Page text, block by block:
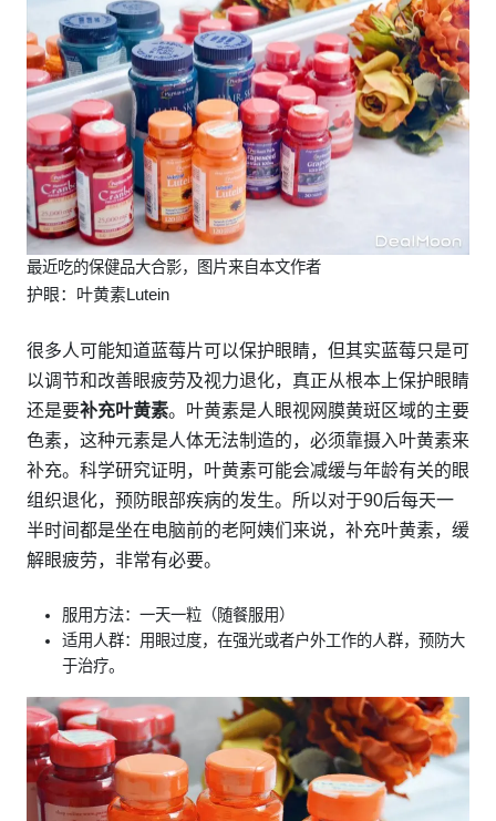
最近吃的保健品大合影，图片来自本文作者
护眼：叶黄素Lutein
很多人可能知道蓝莓片可以保护眼睛，但其实蓝莓只是可
以调节和改善眼疲劳及视力退化，真正从根本上保护眼睛
还是要补充叶黄素。叶黄素是人眼视网膜黄斑区域的主要
色素，这种元素是人体无法制造的，必须靠摄入叶黄素来
补充。科学研究证明，叶黄素可能会减缓与年龄有关的眼
组织退化，预防眼部疾病的发生。所以对于90后每天一
半时间都是坐在电脑前的老阿姨们来说，补充叶黄素，缓
解眼疲劳，非常有必要。
服用方法：一天一粒（随餐服用）
适用人群：用眼过度，在强光或者户外工作的人群，预防大
于治疗。